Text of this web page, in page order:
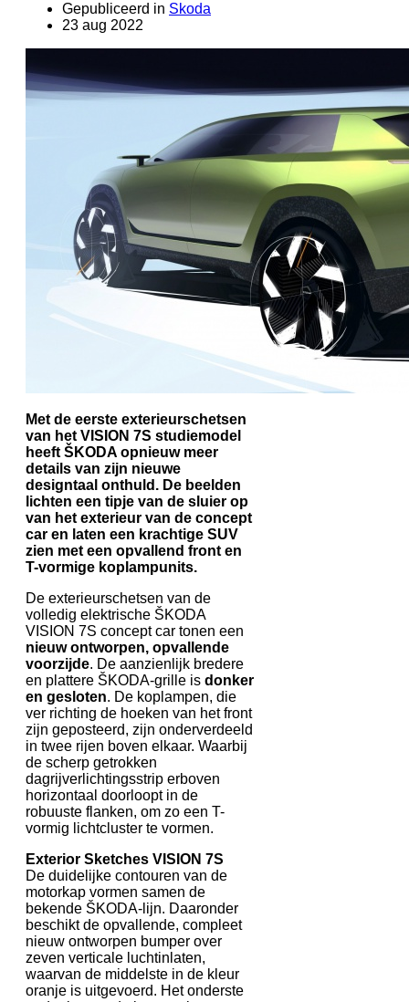
Gepubliceerd in Skoda
23 aug 2022
Met de eerste exterieurschetsen
van het VISION 7S studiemodel
heeft ŠKODA opnieuw meer
details van zijn nieuwe
designtaal onthuld. De beelden
lichten een tipje van de sluier op
van het exterieur van de concept
car en laten een krachtige SUV
zien met een opvallend front en
T-vormige koplampunits.
De exterieurschetsen van de
volledig elektrische ŠKODA
VISION 7S concept car tonen een
nieuw ontworpen, opvallende
voorzijde. De aanzienlijk bredere
en plattere ŠKODA-grille is donker
en gesloten. De koplampen, die
ver richting de hoeken van het front
zijn geposteerd, zijn onderverdeeld
in twee rijen boven elkaar. Waarbij
de scherp getrokken
dagrijverlichtingsstrip erboven
horizontaal doorloopt in de
robuuste flanken, om zo een T-
vormig lichtcluster te vormen.
Exterior Sketches VISION 7S
De duidelijke contouren van de
motorkap vormen samen de
bekende ŠKODA-lijn. Daaronder
beschikt de opvallende, compleet
nieuw ontworpen bumper over
zeven verticale luchtinlaten,
waarvan de middelste in de kleur
oranje is uitgevoerd. Het onderste